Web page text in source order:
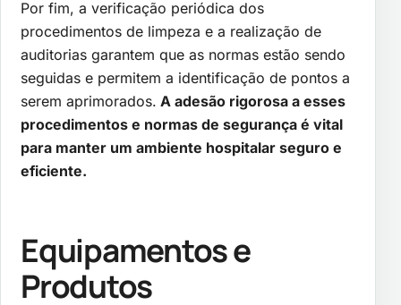
Por fim, a verificação periódica dos
procedimentos de limpeza e a realização de
auditorias garantem que as normas estão sendo
seguidas e permitem a identificação de pontos a
serem aprimorados. A adesão rigorosa a esses
procedimentos e normas de segurança é vital
para manter um ambiente hospitalar seguro e
eficiente.
Equipamentos e
Produtos